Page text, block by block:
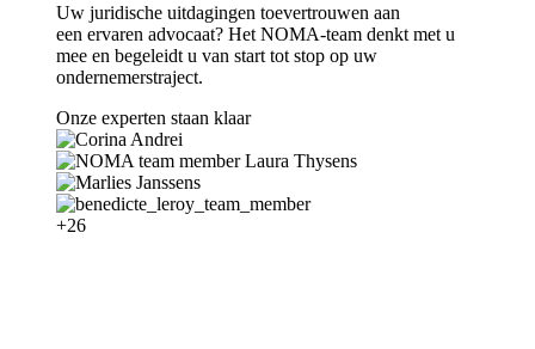
Uw juridische uitdagingen toevertrouwen aan
een ervaren advocaat? Het NOMA-team denkt met u
mee en begeleidt u van start tot stop op uw
ondernemerstraject.
Onze experten staan klaar
+26